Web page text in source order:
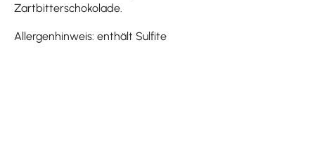
Zartbitterschokolade.
Allergenhinweis: enthält Sulfite